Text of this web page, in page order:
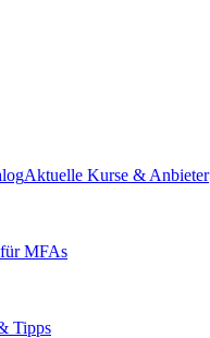
Aktuelle Kurse & Anbieter
MFAs
Tipps